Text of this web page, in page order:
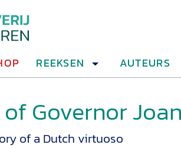
REEKSEN AUTEURS
Governor
of a Dutch virtuoso